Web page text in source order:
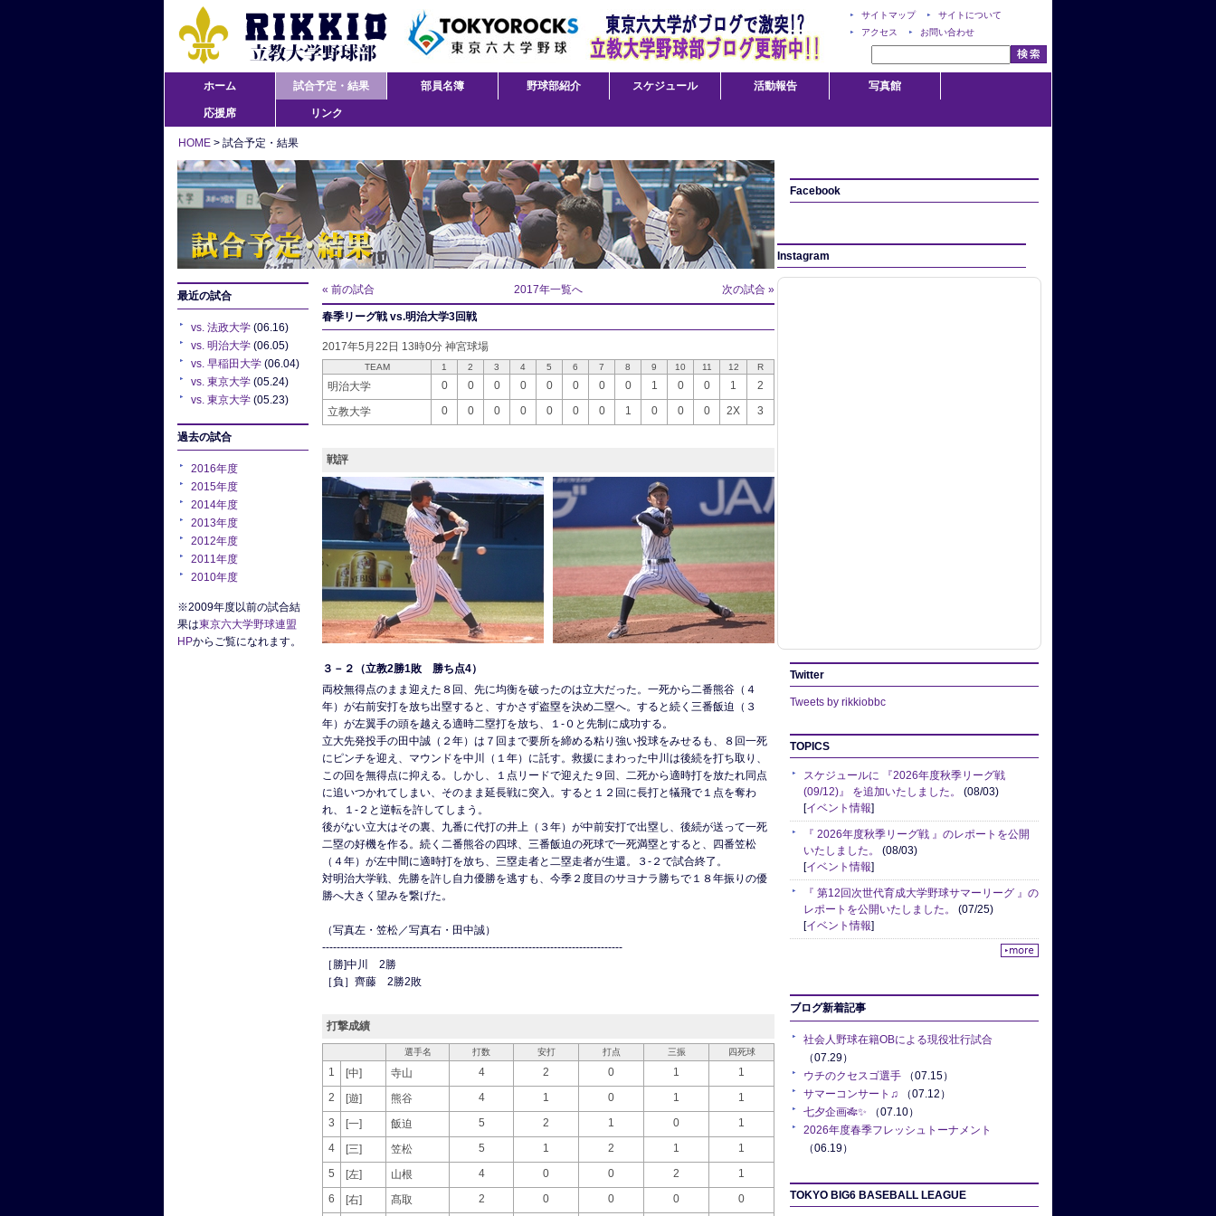
サイトマップ
サイトについて
アクセス
お問い合わせ
ホーム 試合予定・結果 部員名簿 野球部紹介 スケジュール 活動報告 写真館
応援席 リンク
HOME > 試合予定・結果
最近の試合
vs. 法政大学 (06.16)
vs. 明治大学 (06.05)
vs. 早稲田大学 (06.04)
vs. 東京大学 (05.24)
vs. 東京大学 (05.23)
過去の試合
2016年度
2015年度
2014年度
2013年度
2012年度
2011年度
2010年度
※2009年度以前の試合結
果は東京六大学野球連盟
HPからご覧になれます。
« 前の試合 2017年一覧へ 次の試合 »
春季リーグ戦 vs.明治大学3回戦
2017年5月22日 13時0分 神宮球場
TEAM 1 2 3 4 5 6 7 8 9 10 11 12 R
明治大学 0 0 0 0 0 0 0 0 1 0 0 1 2
立教大学 0 0 0 0 0 0 0 1 0 0 0 2X 3
戦評
３－２（立教2勝1敗 勝ち点4）
両校無得点のまま迎えた８回、先に均衡を破ったのは立大だった。一死から二番熊谷（４
年）が右前安打を放ち出塁すると、すかさず盗塁を決め二塁へ。すると続く三番飯迫（３
年）が左翼手の頭を越える適時二塁打を放ち、１-０と先制に成功する。
立大先発投手の田中誠（２年）は７回まで要所を締める粘り強い投球をみせるも、８回一死
にピンチを迎え、マウンドを中川（１年）に託す。救援にまわった中川は後続を打ち取り、
この回を無得点に抑える。しかし、１点リードで迎えた９回、二死から適時打を放たれ同点
に追いつかれてしまい、そのまま延長戦に突入。すると１２回に長打と犠飛で１点を奪わ
れ、１-２と逆転を許してしまう。
後がない立大はその裏、九番に代打の井上（３年）が中前安打で出塁し、後続が送って一死
二塁の好機を作る。続く二番熊谷の四球、三番飯迫の死球で一死満塁とすると、四番笠松
（４年）が左中間に適時打を放ち、三塁走者と二塁走者が生還。３-２で試合終了。
対明治大学戦、先勝を許し自力優勝を逃すも、今季２度目のサヨナラ勝ちで１８年振りの優
勝へ大きく望みを繋げた。
（写真左・笠松／写真右・田中誠）
-----------------------------------------------------------------------------------
［勝]中川 2勝
［負］齊藤 2勝2敗
打撃成績
選手名 打数 安打 打点 三振 四死球
1 [中] 寺山 4 2 0 1
1
2
[遊] 熊谷 4 1 0 1
1
3
[一] 飯迫 5 2 1 0
1
4
[三] 笠松 5 1 2 1
1
5
[左] 山根 4 0 0 2
1
6
[右] 髙取 2 0 0 0 0
Facebook
Instagram
Twitter
Tweets by rikkiobbc
TOPICS
スケジュールに 『2026年度秋季リーグ戦
(09/12)』 を追加いたしました。 (08/03)
[イベント情報]
『 2026年度秋季リーグ戦 』のレポートを公開
いたしました。 (08/03)
[イベント情報]
『 第12回次世代育成大学野球サマーリーグ 』の
レポートを公開いたしました。 (07/25)
[イベント情報]
ブログ新着記事
社会人野球在籍OBによる現役壮行試合
（07.29）
ウチのクセスゴ選手 （07.15）
サマーコンサート♫ （07.12）
七夕企画🎋✨ （07.10）
2026年度春季フレッシュトーナメント
（06.19）
TOKYO BIG6 BASEBALL LEAGUE